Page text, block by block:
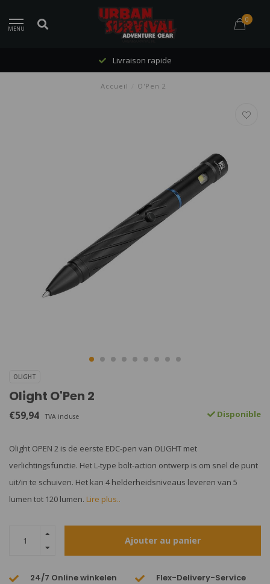
MENU
0
Livraison rapide
Accueil O'Pen 2
OLIGHT
Olight O'Pen 2
€59,94 TVA incluse Disponible
Olight OPEN 2 is de eerste EDC-pen van OLIGHT met
verlichtingsfunctie. Het L-type bolt-action ontwerp is om snel de punt
uit/in te schuiven. Het kan 4 helderheidsniveaus leveren van 5
lumen tot 120 lumen. Lire plus..
Ajouter au panier
24/7 Online winkelen Flex-Delivery-Service